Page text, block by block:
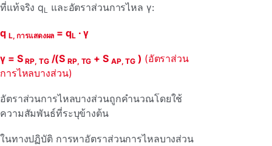
ที่แท้จริง qL และอัตราส่วนการไหล γ:
q L, การแสดงผล = qL · γ
γ = SRP, TG/(SRP, TG + S AP, TG ) (อัตราส่วน
การไหลบางส่วน)
อัตราส่วนการไหลบางส่วนถูกคํานวณโดยใช้
ความสัมพันธ์ที่ระบุข้างต้น
ในทางปฏิบัติ การหาอัตราส่วนการไหลบางส่วน